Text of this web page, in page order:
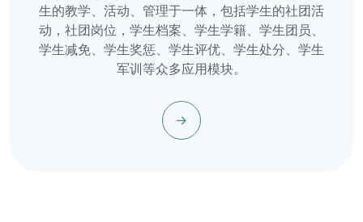
生的教学、活动、管理于一体，包括学生的社团活
动，社团岗位，学生档案、学生学籍、学生团员、
学生减免、学生奖惩、学生评优、学生处分、学生
军训等众多应用模块。